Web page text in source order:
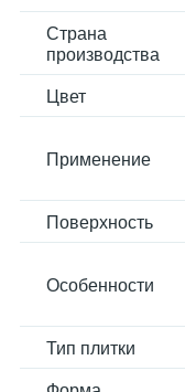
Страна
производства
Цвет
Применение
Поверхность
Особенности
Тип плитки